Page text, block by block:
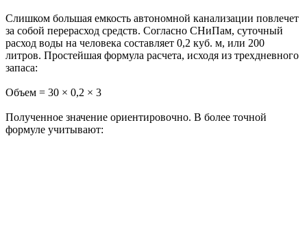
Слишком большая емкость автономной канализации повлечет
за собой перерасход средств. Согласно СНиПам, суточный
расход воды на человека составляет 0,2 куб. м, или 200
литров. Простейшая формула расчета, исходя из трехдневного
запаса:
Объем = 30 × 0,2 × 3
Полученное значение ориентировочно. В более точной
формуле учитывают: